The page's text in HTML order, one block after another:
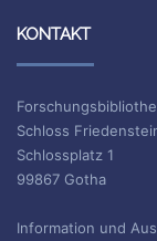
KONTAKT
Schloss
Schlossplatz 1
99867 Gotha
Information und